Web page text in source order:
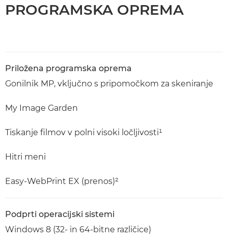
PROGRAMSKA OPREMA
Priložena programska oprema
Gonilnik MP, vključno s pripomočkom za skeniranje
My Image Garden
Tiskanje filmov v polni visoki ločljivosti¹
Hitri meni
Easy-WebPrint EX (prenos)²
Podprti operacijski sistemi
Windows 8 (32- in 64-bitne različice)